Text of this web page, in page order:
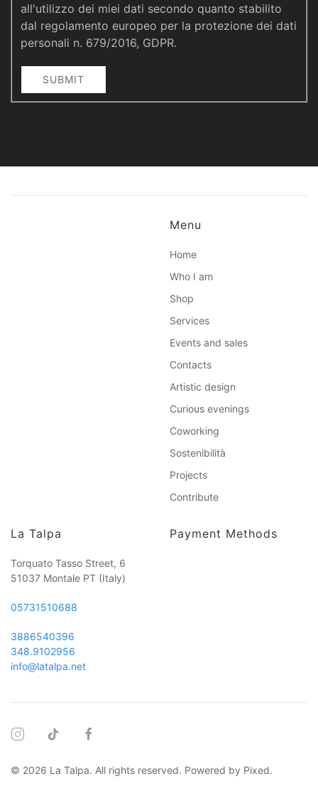
all'utilizzo dei miei dati secondo quanto stabilito
dal regolamento europeo per la protezione dei dati
personali n. 679/2016, GDPR.
SUBMIT
Menu
Home
Who I am
Shop
Services
Events and sales
Contacts
Artistic design
Curious evenings
Coworking
Sostenibilità
Projects
Contribute
La Talpa
Torquato Tasso Street, 6
51037 Montale PT (Italy)
05731510688
3886540396
348.9102956
info@latalpa.net
Payment Methods
© 2026 La Talpa. All rights reserved. Powered by Pixed.